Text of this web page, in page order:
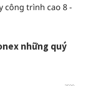
công trình cao 8 -